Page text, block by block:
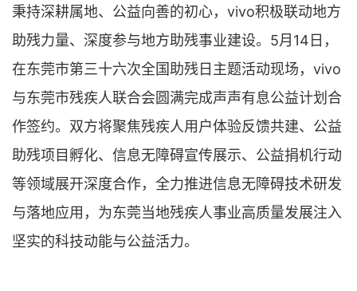
秉持深耕属地、公益向善的初心，vivo积极联动地方
助残力量、深度参与地方助残事业建设。5月14日，
在东莞市第三十六次全国助残日主题活动现场，vivo
与东莞市残疾人联合会圆满完成声声有息公益计划合
作签约。双方将聚焦残疾人用户体验反馈共建、公益
助残项目孵化、信息无障碍宣传展示、公益捐机行动
等领域展开深度合作，全力推进信息无障碍技术研发
与落地应用，为东莞当地残疾人事业高质量发展注入
坚实的科技动能与公益活力。